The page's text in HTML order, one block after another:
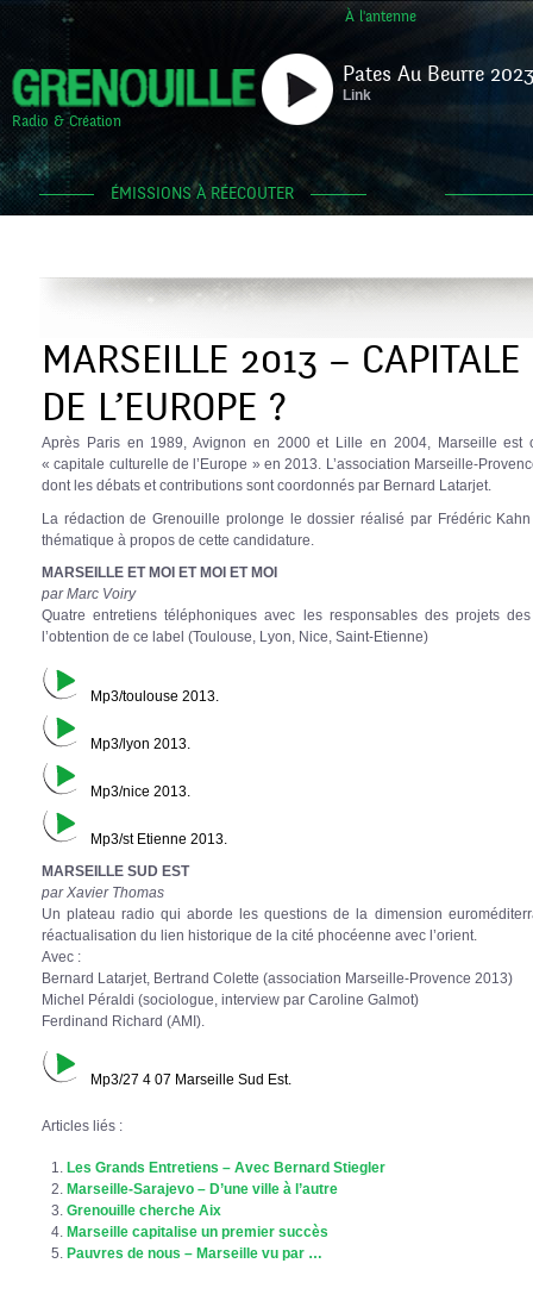
À l'antenne
Radio & Création
Pates Au Beurre
Link
ÉMISSIONS À RÉECOUTER
MARSEILLE 2013 – CAPITALE
DE L’EUROPE ?
Après Paris en 1989, Avignon en 2000 et Lille en 2004, Marseille est
« capitale culturelle de l’Europe » en 2013. L’association Marseille-
dont les débats et contributions sont coordonnés par Bernard Latarjet.
La rédaction de Grenouille prolonge le dossier réalisé par Frédéric
thématique à propos de cette candidature.
MARSEILLE ET MOI ET MOI ET MOI
par Marc Voiry
Quatre entretiens téléphoniques avec les responsables des projets
l’obtention de ce label (Toulouse, Lyon, Nice, Saint-Etienne)
Mp3/toulouse 2013.
Mp3/lyon 2013.
Mp3/nice 2013.
Mp3/st Etienne 2013.
MARSEILLE SUD EST
par Xavier Thomas
Un plateau radio qui aborde les questions de la dimension
réactualisation du lien historique de la cité phocéenne avec l’orient.
Avec :
Bernard Latarjet, Bertrand Colette (association Marseille-Provence 2013)
Michel Péraldi (sociologue, interview par Caroline Galmot)
Ferdinand Richard (AMI).
Mp3/27 4 07 Marseille Sud Est.
Articles liés :
Les Grands Entretiens – Avec Bernard Stiegler
Marseille-Sarajevo – D’une ville à l’autre
Grenouille cherche Aix
Marseille capitalise un premier succès
Pauvres de nous – Marseille vu par …